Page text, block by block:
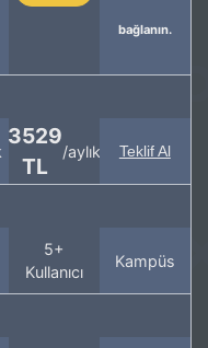
bağlanın.
3529
TL
/aylık Teklif Al
5+
Kullanıcı
Kampüs